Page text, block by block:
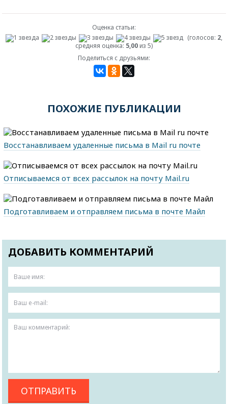
Оценка статьи:
(голосов: 2,
средняя оценка: 5,00 из 5)
Поделиться с друзьями:
ПОХОЖИЕ ПУБЛИКАЦИИ
Восстанавливаем удаленные письма в Mail ru почте
Отписываемся от всех рассылок на почту Mail.ru
Подготавливаем и отправляем письма в почте Майл
ДОБАВИТЬ КОММЕНТАРИЙ